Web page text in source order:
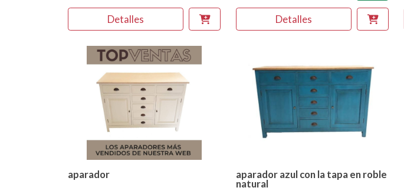
Detalles Detalles
aparador aparador azul con la tapa en roble
natural